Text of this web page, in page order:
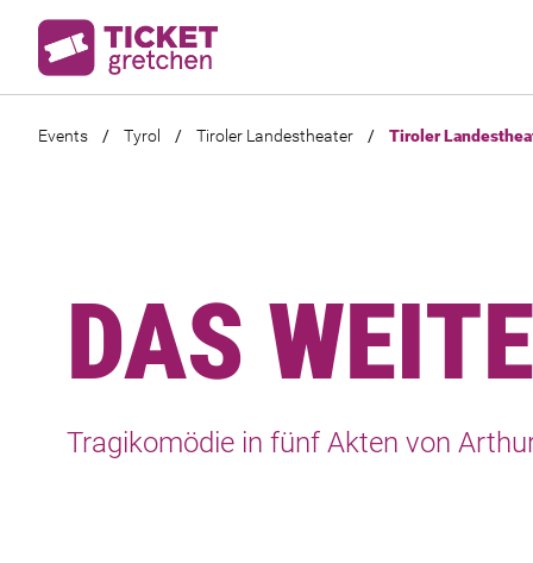
Events / Tyrol / Tiroler Landestheater / Tiroler
DAS
Tragikomödie in fünf Akten von